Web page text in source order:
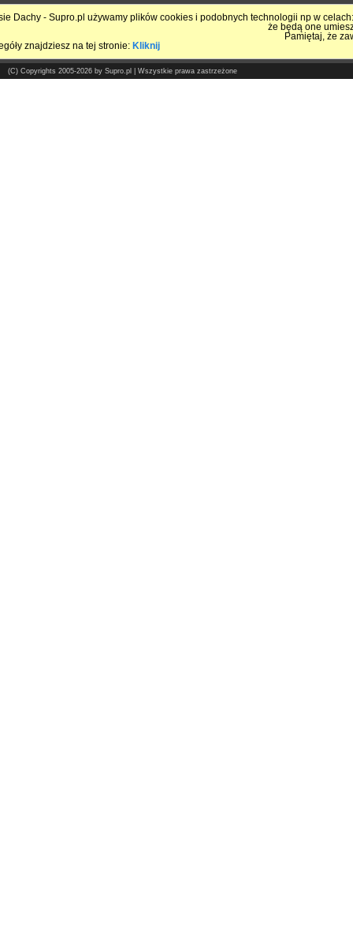
Pokrycia Dachowe - Supro.pl
(C) Copyrights 2005-2026 by Supro.pl | Wszystkie prawa zastrzeżone
Dachy - Supro.pl używamy plików cookies i podobnych technologii np w
że będą one
Pamiętaj, że
znajdziesz na tej stronie:Kliknij